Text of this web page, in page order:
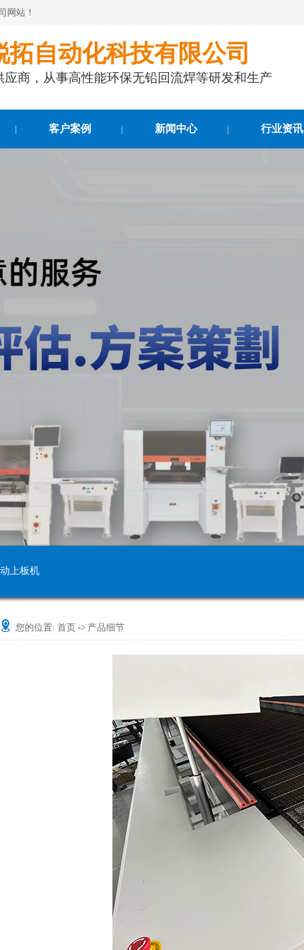
网站！
拓自动化科技有限公司
应商，从事高性能环保无铅回流焊等研发和生产
客户案例 新闻中心 行业资讯
上板机
您的位置: 首页 -> 产品细节